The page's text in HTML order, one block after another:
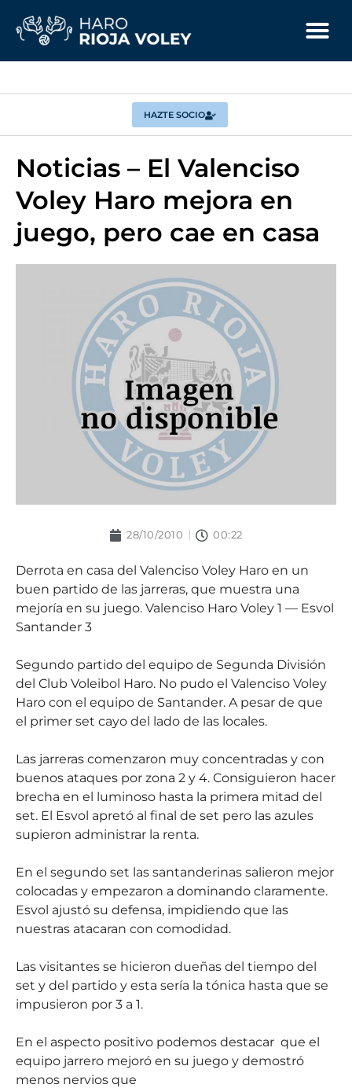
HAZTE SOCIO
Noticias – El Valenciso
Voley Haro mejora en
juego, pero cae en casa
28/10/2010 00:22
Derrota en casa del Valenciso Voley Haro en un
buen partido de las jarreras, que muestra una
mejoría en su juego. Valenciso Haro Voley 1 — Esvol
Santander 3
Segundo partido del equipo de Segunda División
del Club Voleibol Haro. No pudo el Valenciso Voley
Haro con el equipo de Santander. A pesar de que
el primer set cayo del lado de las locales.
Las jarreras comenzaron muy concentradas y con
buenos ataques por zona 2 y 4. Consiguieron hacer
brecha en el luminoso hasta la primera mitad del
set. El Esvol apretó al final de set pero las azules
supieron administrar la renta.
En el segundo set las santanderinas salieron mejor
colocadas y empezaron a dominando claramente.
Esvol ajustó su defensa, impidiendo que las
nuestras atacaran con comodidad.
Las visitantes se hicieron dueñas del tiempo del
set y del partido y esta sería la tónica hasta que se
impusieron por 3 a 1.
En el aspecto positivo podemos destacar que el
equipo jarrero mejoró en su juego y demostró
menos nervios que